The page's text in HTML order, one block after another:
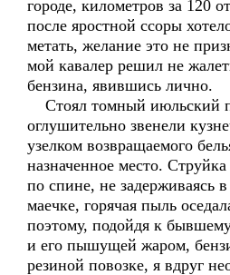
городе, километров за 120
после яростной ссоры
метать, желание это не
мой кавалер решил не
бензина, явившись лично.
Стоял томный июльский
оглушительно звенели
узелком возвращаемого
назначенное место.
по спине, не задерживаясь
маечке, горячая пыль
поэтому, подойдя к
и его пышущей жаром,
резиной повозке, я вдруг